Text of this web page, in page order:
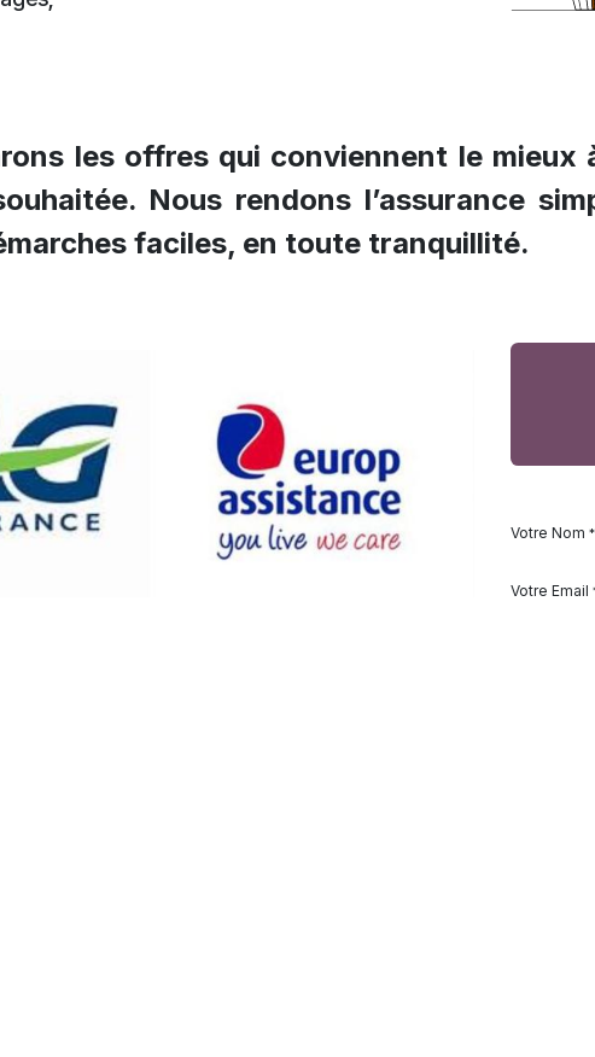
les offres qui conviennent le
Nous rendons l’assurance
faciles, en toute tranquillité.
Votre Nom *
Votre Email